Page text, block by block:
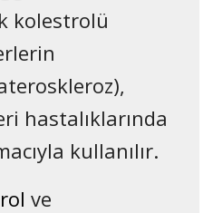
kolestrolü
hastalıklarında
kullanılır.
ve